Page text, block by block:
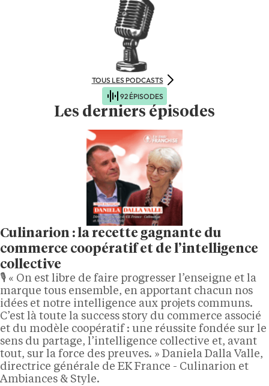
92 ÉPISODES
Les derniers épisodes
TOUS LES PODCASTS
Culinarion : la recette gagnante du
commerce coopératif et de l’intelligence
collective
🎙️ « On est libre de faire progresser l’enseigne et la
marque tous ensemble, en apportant chacun nos
idées et notre intelligence aux projets communs.
C’est là toute la success story du commerce associé
et du modèle coopératif : une réussite fondée sur le
sens du partage, l’intelligence collective et, avant
tout, sur la force des preuves. » Daniela Dalla Valle,
directrice générale de EK France - Culinarion et
Ambiances & Style.